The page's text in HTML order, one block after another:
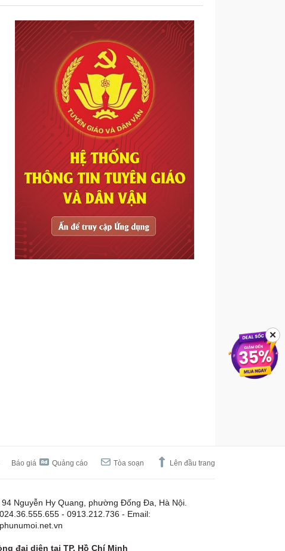
Báo giá Quảng cáo Tòa soạn Lên đầu trang
94 Nguyễn Hy Quang, phường Đống Đa, Hà Nội.
- 0913.212.736 - Email:
đại diện tại TP. Hồ Chí Minh
✕